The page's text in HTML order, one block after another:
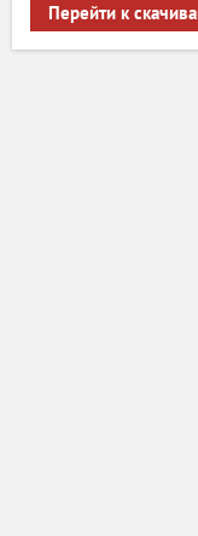
Перейти к